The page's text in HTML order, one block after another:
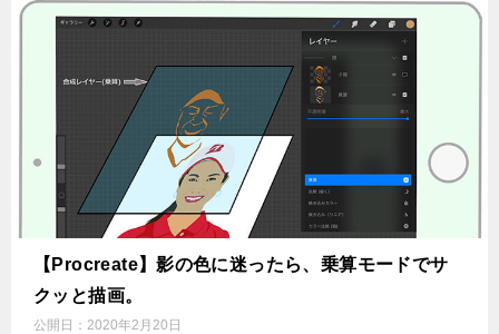
【Procreate】影の色に迷ったら、乗算モードでサ
クッと描画。
公開日： 2020年2月20日